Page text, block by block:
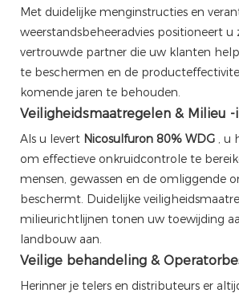
Met duidelijke menginstructies en
weerstandsbeheeradvies positioneert u
vertrouwde partner die uw klanten
te beschermen en de
komende jaren te behouden.
Veiligheidsmaatregelen & Milieu
Als u levert Nicosulfuron 80% WDG
,
om effectieve onkruidcontrole te
mensen, gewassen en de omliggende
beschermt. Duidelijke
milieurichtlijnen tonen uw toewijding
landbouw aan.
Veilige behandeling &
Herinner je telers en distributeurs er